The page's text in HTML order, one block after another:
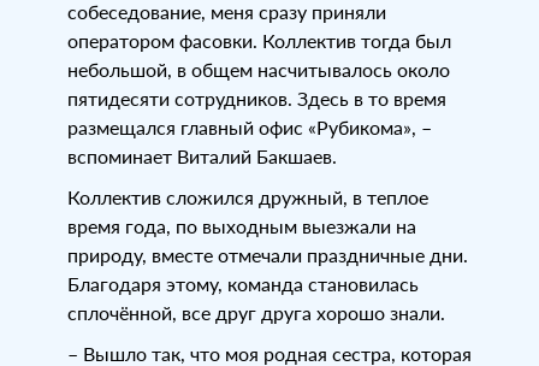
собеседование, меня сразу приняли
оператором фасовки. Коллектив тогда был
небольшой, в общем насчитывалось около
пятидесяти сотрудников. Здесь в то время
размещался главный офис «Рубикома», –
вспоминает Виталий Бакшаев.
Коллектив сложился дружный, в теплое
время года, по выходным выезжали на
природу, вместе отмечали праздничные дни.
Благодаря этому, команда становилась
сплочённой, все друг друга хорошо знали.
– Вышло так, что моя родная сестра, которая